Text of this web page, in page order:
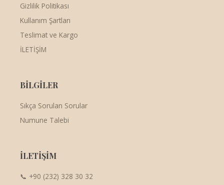
Gizlilik Politikası
Kullanım Şartları
Teslimat ve Kargo
İLETİŞİM
BİLGİLER
Sıkça Sorulan Sorular
Numune Talebi
İLETİŞİM
📞 +90 (232) 328 30 32